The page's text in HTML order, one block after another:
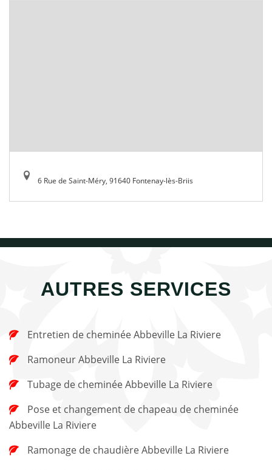
6 Rue de Saint-Méry, 91640 Fontenay-lès-Briis
AUTRES SERVICES
Entretien de cheminée Abbeville La Riviere
Ramoneur Abbeville La Riviere
Tubage de cheminée Abbeville La Riviere
Abbeville La Riviere
Ramonage de chaudière Abbeville La Riviere